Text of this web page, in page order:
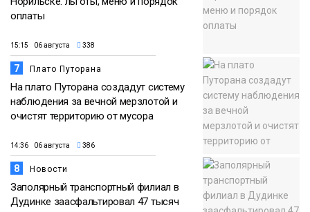
оплаты
15:15 06 августа 338
7 Плато Путорана
На плато Путорана создадут систему
наблюдения за вечной мерзлотой и
очистят территорию от мусора
14:36 06 августа 386
8 Новости
Заполярный транспортный филиал в
Дудинке заасфальтировал 47 тысяч